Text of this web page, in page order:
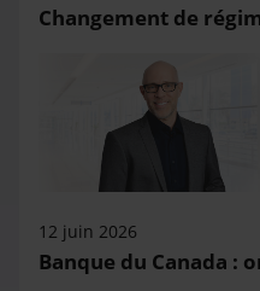
Changement de
12 juin 2026
Banque du Canada :